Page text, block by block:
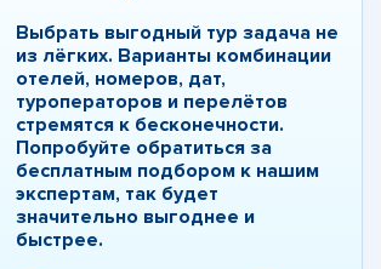
Выбрать выгодный тур задача не
из лёгких. Варианты комбинации
отелей, номеров, дат,
туроператоров и перелётов
стремятся к бесконечности.
Попробуйте обратиться за
бесплатным подбором к нашим
экспертам, так будет
значительно выгоднее и
быстрее.